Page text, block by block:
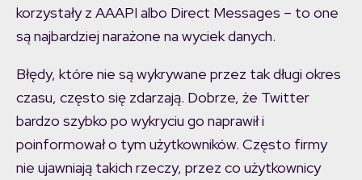
korzystały z AAAPI albo Direct Messages – to one
są najbardziej narażone na wyciek danych.
Błędy, które nie są wykrywane przez tak długi okres
czasu, często się zdarzają. Dobrze, że Twitter
bardzo szybko po wykryciu go naprawił i
poinformował o tym użytkowników. Często firmy
nie ujawniają takich rzeczy, przez co użytkownicy